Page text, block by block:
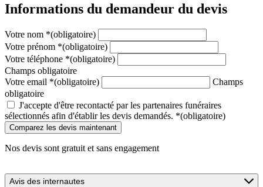
Informations du demandeur du devis
Votre nom *(obligatoire)
Votre prénom *(obligatoire)
Votre téléphone *(obligatoire)
Champs obligatoire
Votre email *(obligatoire)
Champs
obligatoire
J'accepte d'être recontacté par les partenaires funéraires
sélectionnés afin d'établir les devis demandés. *(obligatoire)
Nos devis sont gratuit et sans engagement
Avis des internautes